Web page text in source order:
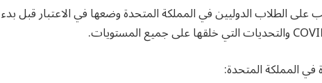
الطلاب الدوليين في المملكة المتحدة وضعها في الاعتبار قبل بدء
المملكة المتحدة: